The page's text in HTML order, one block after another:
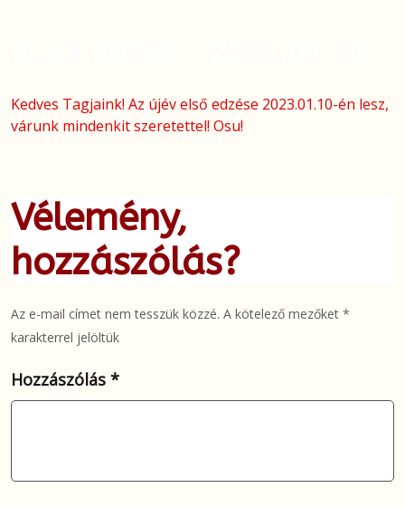
Kedves Tagjaink! Az újév első edzése 2023.01.10-én lesz,
várunk mindenkit szeretettel! Osu!
Vélemény,
hozzászólás?
Az e-mail címet nem tesszük közzé. A kötelező mezőket *
karakterrel jelöltük
Hozzászólás *